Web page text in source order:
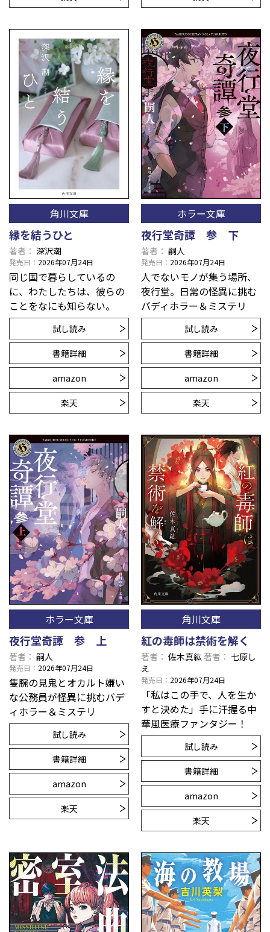
角川文庫
縁を結うひと
著者 深沢潮
発売日 2026年07月24日
同じ国で暮らしているの
に、わたしたちは、彼らの
ことをなにも知らない。
試し読み
書籍詳細
amazon
楽天
ホラー文庫
夜行堂奇譚 参 下
著者 嗣人
発売日 2026年07月24日
人でないモノが集う場所、
夜行堂。日常の怪異に挑む
バディホラー＆ミステリ
試し読み
書籍詳細
amazon
楽天
ホラー文庫
夜行堂奇譚 参 上
著者 嗣人
発売日 2026年07月24日
隻腕の見鬼とオカルト嫌い
な公務員が怪異に挑むバデ
ィホラー＆ミステリ
試し読み
書籍詳細
amazon
楽天
角川文庫
紅の毒師は禁術を解く
著者 佐木真紘著者
七原し
え
発売日 2026年07月24日
「私はこの手で、人を生か
すと決めた」手に汗握る中
華風医療ファンタジー！
試し読み
書籍詳細
amazon
楽天